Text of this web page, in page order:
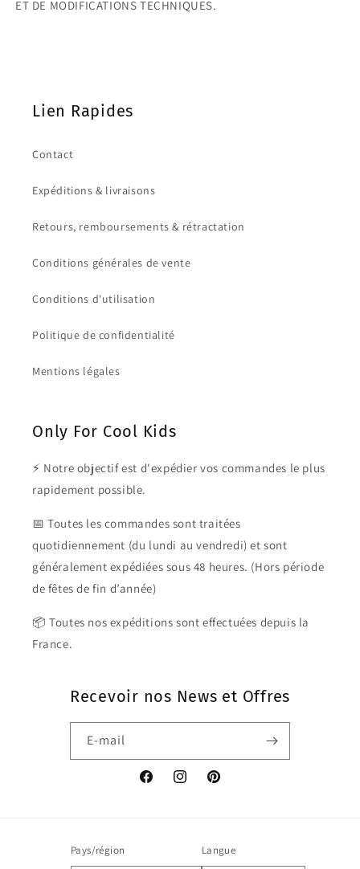
ET DE MODIFICATIONS TECHNIQUES.
Lien Rapides
Contact
Expéditions & livraisons
Retours, remboursements & rétractation
Conditions générales de vente
Conditions d'utilisation
Politique de confidentialité
Mentions légales
Only For Cool Kids
⚡ Notre objectif est d'expédier vos commandes le plus
rapidement possible.
📅 Toutes les commandes sont traitées
quotidiennement (du lundi au vendredi) et sont
généralement expédiées sous 48 heures. (Hors période
de fêtes de fin d’année)
📦 Toutes nos expéditions sont effectuées depuis la
France.
Recevoir nos News et Offres
E-mail
FacebookInstagramPinterest
Pays/région Langue